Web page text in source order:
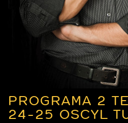
PROGRAMA 2
24-25 OSCYL